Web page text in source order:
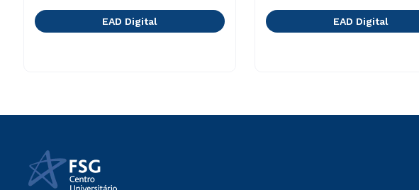
EAD Digital EAD Digital